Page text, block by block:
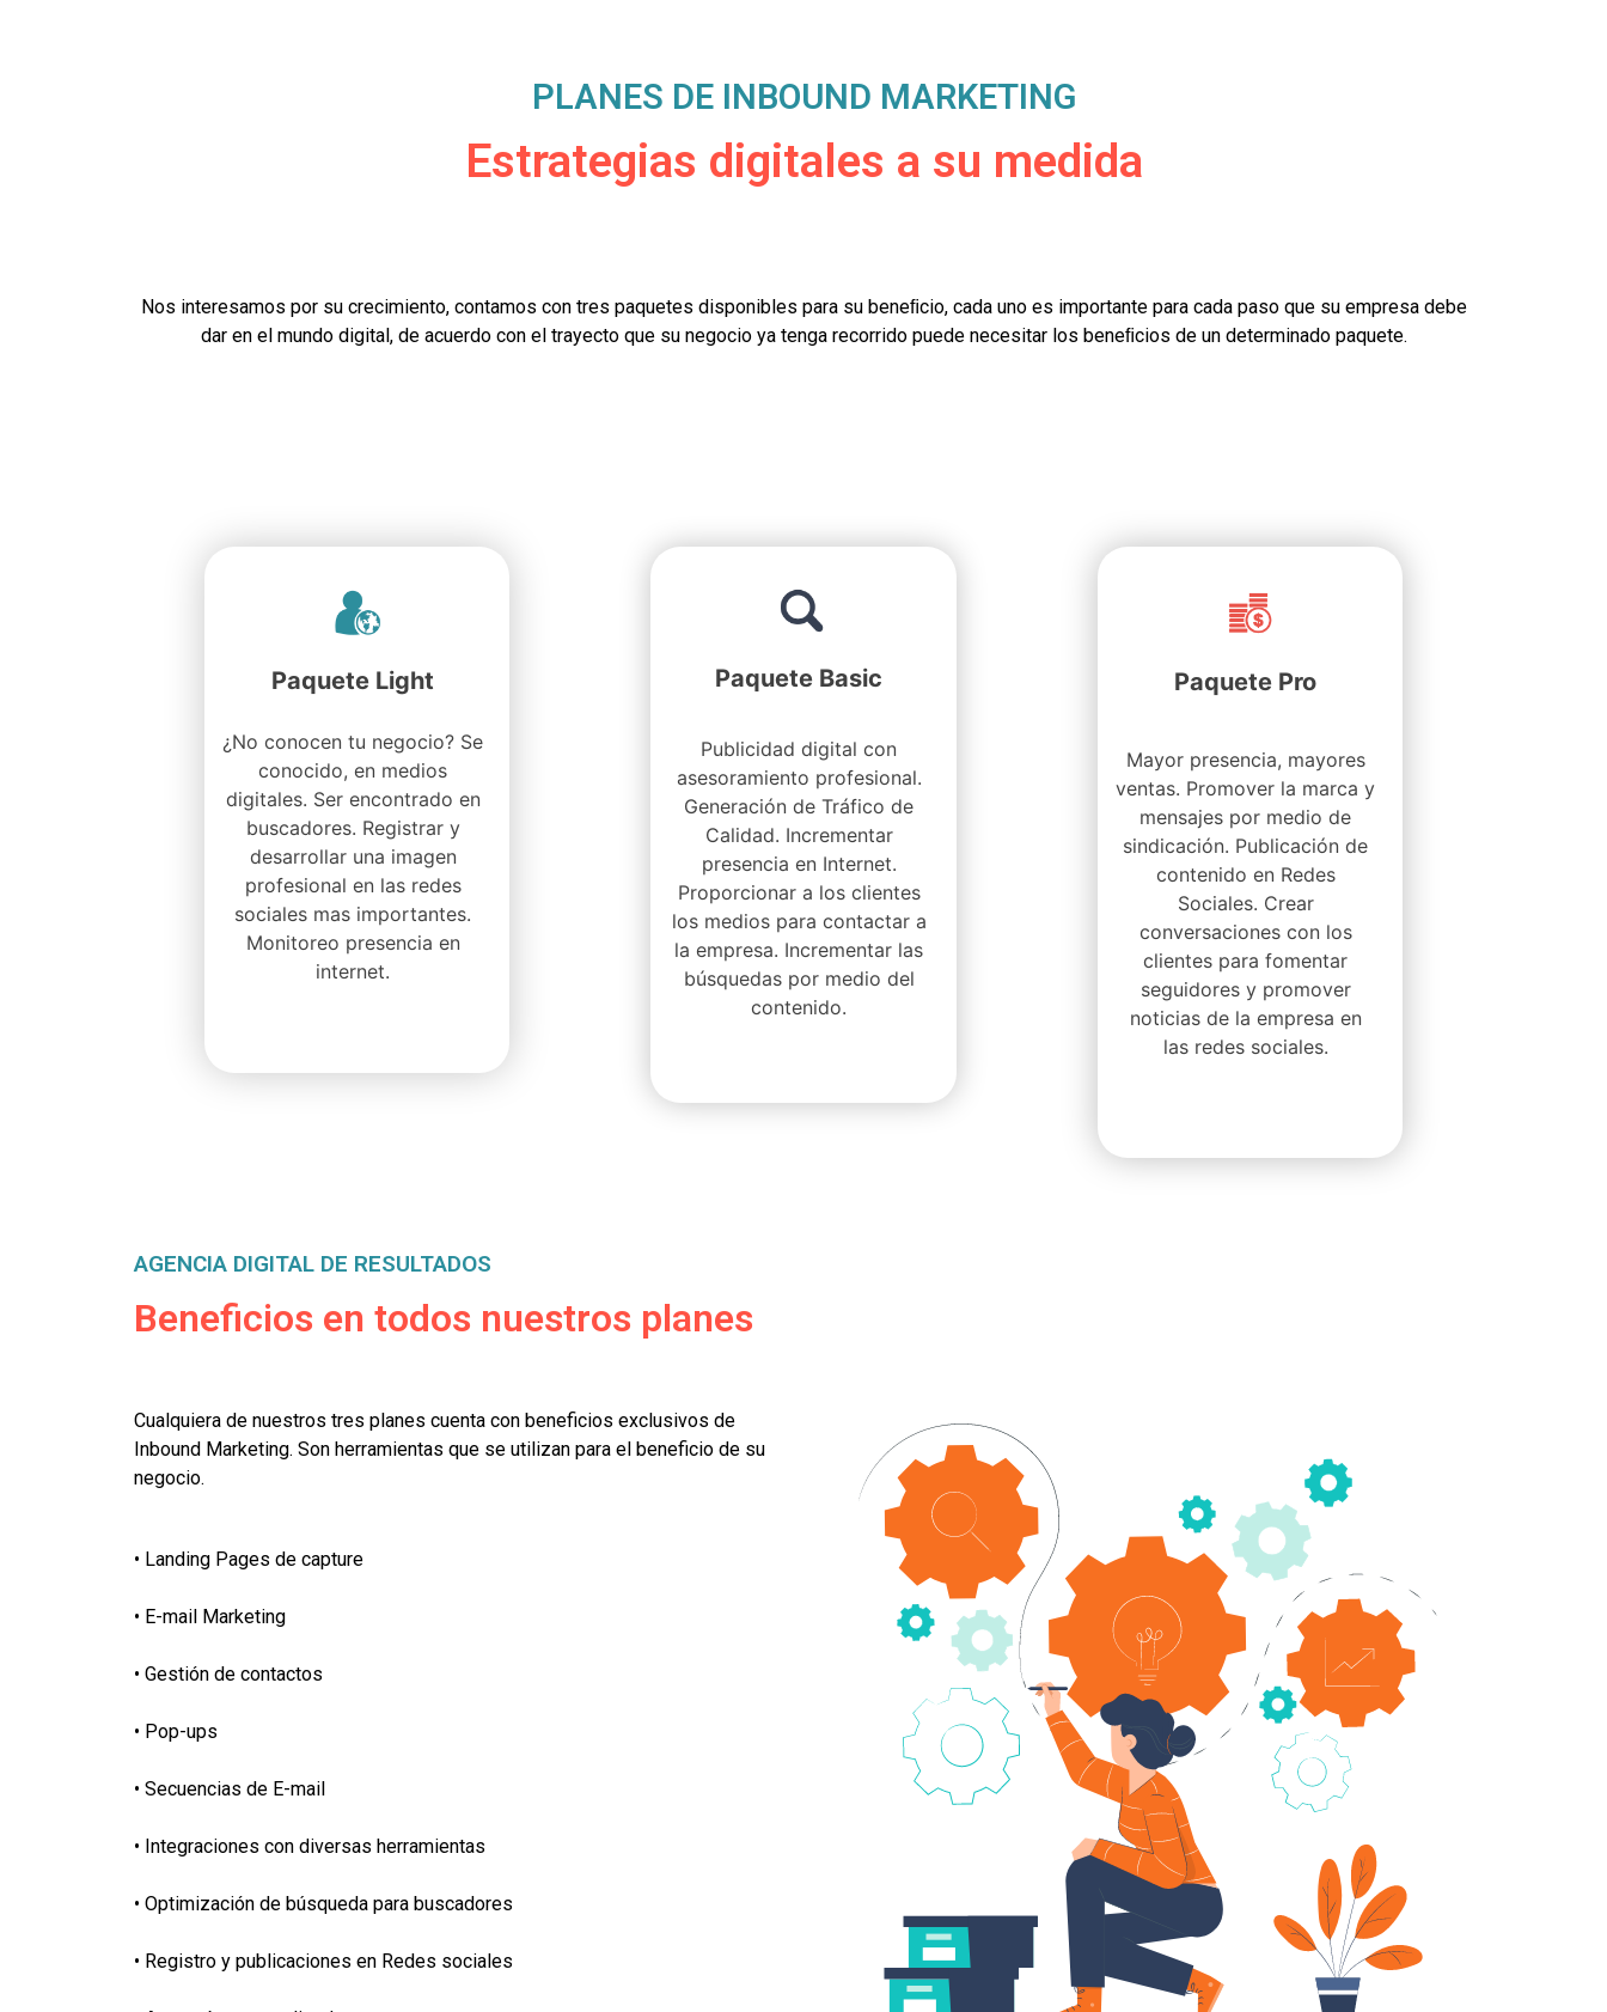
PLANES DE INBOUND MARKETING
Estrategias digitales a su medida
Nos interesamos por su crecimiento, contamos con tres paquetes disponibles para su beneﬁcio, cada uno es importante para cada paso que su empresa debe
dar en el mundo digital, de acuerdo con el trayecto que su negocio ya tenga recorrido puede necesitar los beneﬁcios de un determinado paquete.
Paquete Light
¿No conocen tu negocio? Se
conocido, en medios
digitales. Ser encontrado en
buscadores. Registrar y
desarrollar una imagen
profesional en las redes
sociales mas importantes.
Monitoreo presencia en
internet.
Paquete Basic
Publicidad digital con
asesoramiento profesional.
Generación de Tráfico de
Calidad. Incrementar
presencia en Internet.
Proporcionar a los clientes
los medios para contactar a
la empresa. Incrementar las
búsquedas por medio del
contenido.
Paquete Pro​
Mayor presencia, mayores
ventas. Promover la marca y
mensajes por medio de
sindicación. Publicación de
contenido en Redes
Sociales. Crear
conversaciones con los
clientes para fomentar
seguidores y promover
noticias de la empresa en
las redes sociales.
AGENCIA DIGITAL DE RESULTADOS
Beneficios en todos nuestros planes
Cualquiera de nuestros tres planes cuenta con beneficios exclusivos de
Inbound Marketing. Son herramientas que se utilizan para el beneficio de su
negocio.
• Landing Pages de capture
• E-mail Marketing
• Gestión de contactos
• Pop-ups
• Secuencias de E-mail
• Integraciones con diversas herramientas
• Optimización de búsqueda para buscadores
• Registro y publicaciones en Redes sociales